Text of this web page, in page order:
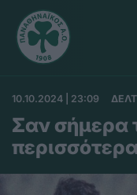
10.10.2024 | 23:09
Σαν σήμερα